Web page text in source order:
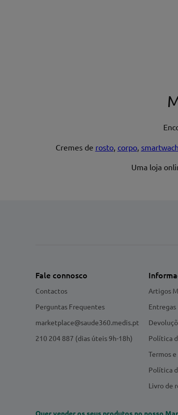
Cremes de rosto, corpo,
Uma loja
Fale connosco
Contactos
Perguntas Frequentes
marketplace@saude360.medis.pt
210 204 887 (dias úteis 9h-18h)
Artigos
Entregas
Política
Termos
Política
Livro de
Quer vender os seus produtos no nosso